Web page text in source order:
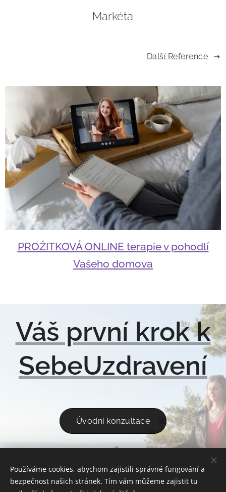
Markéta
Další Reference
PROŽITKOVÁ ONLINE terapie v pohodlí
Vašeho domova
Váš první krok k
SebeUzdravení
Úvodní konzultace
REFERENCE KONTAKT
OCHRANA OSOBNÍCH ÚDAJŮ
OBCHODNÍ PODMÍNKY
Používáme cookies, abychom zajistili správné fungování a
bezpečnost našich stránek. Tím vám můžeme zajistit tu